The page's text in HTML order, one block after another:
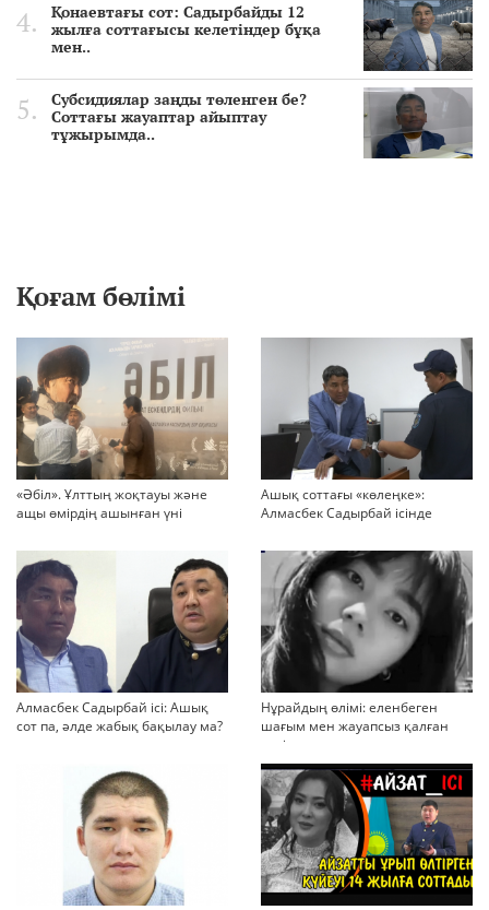
Қонаевтағы сот: Садырбайды 12
жылға соттағысы келетіндер бұқа
мен..
Субсидиялар заңды төленген бе?
Соттағы жауаптар айыптау
тұжырымда..
Қоғам бөлімі
«Әбіл». Ұлттың жоқтауы және
ащы өмірдің ашынған үні
Ашық соттағы «көлеңке»:
Алмасбек Садырбай ісінде
көбейіп барады
Алмасбек Садырбай ісі: Ашық
сот па, әлде жабық бақылау ма?
Нұрайдың өлімі: еленбеген
шағым мен жауапсыз қалған
қауіп